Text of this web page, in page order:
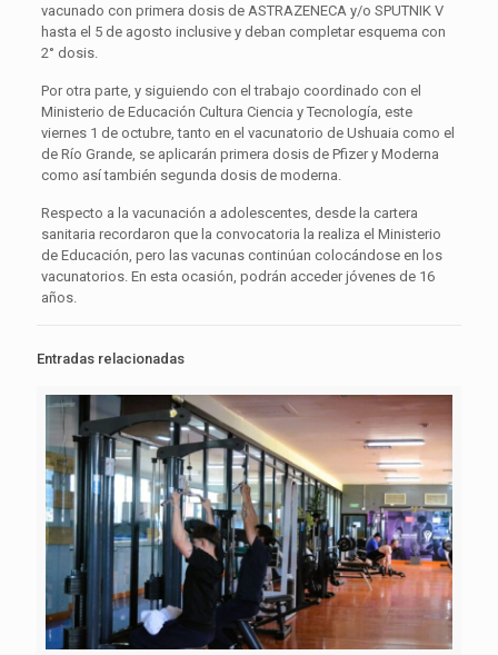
vacunado con primera dosis de ASTRAZENECA y/o SPUTNIK V
hasta el 5 de agosto inclusive y deban completar esquema con
2° dosis.
Por otra parte, y siguiendo con el trabajo coordinado con el
Ministerio de Educación Cultura Ciencia y Tecnología, este
viernes 1 de octubre, tanto en el vacunatorio de Ushuaia como el
de Río Grande, se aplicarán primera dosis de Pfizer y Moderna
como así también segunda dosis de moderna.
Respecto a la vacunación a adolescentes, desde la cartera
sanitaria recordaron que la convocatoria la realiza el Ministerio
de Educación, pero las vacunas continúan colocándose en los
vacunatorios. En esta ocasión, podrán acceder jóvenes de 16
años.
Entradas relacionadas